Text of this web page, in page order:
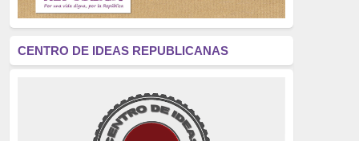
Revisionismo
(289)
La Transición
(275)
educación pública
(270)
CENTRO DE IDEAS REPUBLICANAS